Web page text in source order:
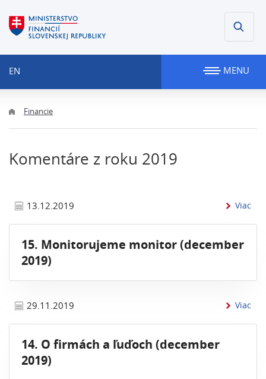
EN MENU
Financie
Komentáre z roku 2019
13.12.2019 Viac
15. Monitorujeme monitor (december
2019)
29.11.2019 Viac
14. O firmách a ľuďoch (december
2019)